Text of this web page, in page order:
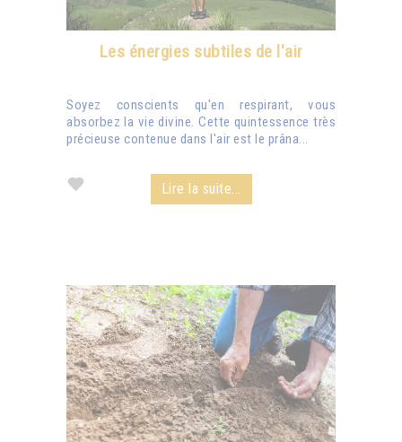
Les énergies subtiles de l'air
Soyez conscients qu'en respirant, vous
absorbez la vie divine. Cette quintessence très
précieuse contenue dans l'air est le prâna...
Lire la suite...